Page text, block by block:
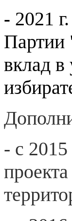
- 2021
Партии
вклад в
- с 2015